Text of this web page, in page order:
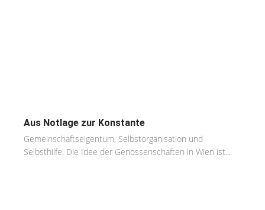
Aus Notlage zur Konstante
Gemeinschaftseigentum, Selbstorganisation und
Selbsthilfe. Die Idee der Genossenschaften in Wien ist...